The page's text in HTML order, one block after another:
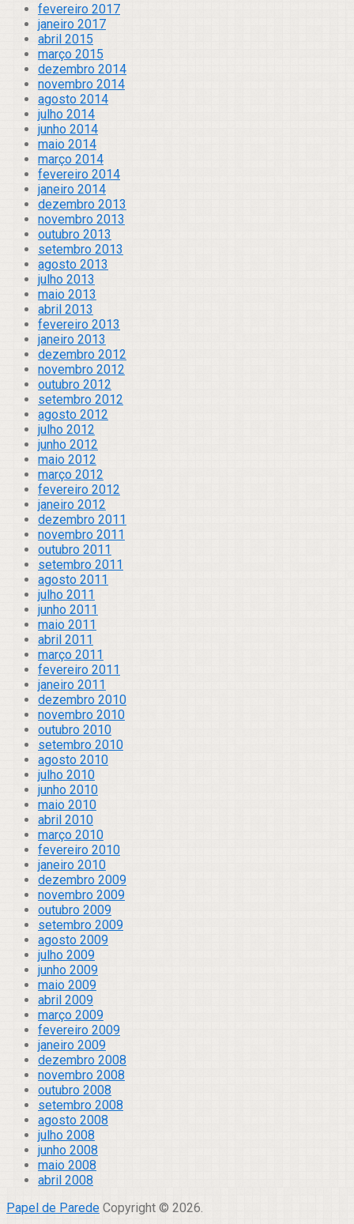
fevereiro 2017
janeiro 2017
abril 2015
março 2015
dezembro 2014
novembro 2014
agosto 2014
julho 2014
junho 2014
maio 2014
março 2014
fevereiro 2014
janeiro 2014
dezembro 2013
novembro 2013
outubro 2013
setembro 2013
agosto 2013
julho 2013
maio 2013
abril 2013
fevereiro 2013
janeiro 2013
dezembro 2012
novembro 2012
outubro 2012
setembro 2012
agosto 2012
julho 2012
junho 2012
maio 2012
março 2012
fevereiro 2012
janeiro 2012
dezembro 2011
novembro 2011
outubro 2011
setembro 2011
agosto 2011
julho 2011
junho 2011
maio 2011
abril 2011
março 2011
fevereiro 2011
janeiro 2011
dezembro 2010
novembro 2010
outubro 2010
setembro 2010
agosto 2010
julho 2010
junho 2010
maio 2010
abril 2010
março 2010
fevereiro 2010
janeiro 2010
dezembro 2009
novembro 2009
outubro 2009
setembro 2009
agosto 2009
julho 2009
junho 2009
maio 2009
abril 2009
março 2009
fevereiro 2009
janeiro 2009
dezembro 2008
novembro 2008
outubro 2008
setembro 2008
agosto 2008
julho 2008
junho 2008
maio 2008
abril 2008
Papel de Parede Copyright © 2026.